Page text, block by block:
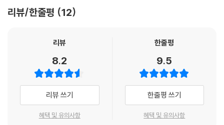
연애는 드라마가 아니라 다큐멘터리다 ＿198
모라토리엄 인간은 정말 편안한가? ＿204
프레임 싸움은 분열을 부추긴다 ＿209
아군인지 적군인지 헷갈릴 때 ＿211
사랑, 그 본질로부터 ＿213
무기력한 착한 남자보다 마음이 보이는 나쁜 남자가 되라 ＿215
다른 사람만 너무 돌보면 나를 돌보는 법을 잊어버린다 ＿218
다. 사람이 심리적으로 성장하여 비로소 대상과의 적절한 거리 감각이 생
과연 ‘사람들에게 미움받을 무언가’란 존재할까? 사실 우리는 선천적으로
타인으로부터 미움받을만한 무엇인가를 가지고 태어나지 않는다.
어린 시절부터 ‘너는 골칫거리다’, ‘넌 한심해’라는 말을 들으며 자랐기 때
문에 ‘나는 사람들이 싫어할만한 무언가가 있다’라는 고정관념이 마음속에
자리 잡은 것뿐이다. 그리고 그 무엇이 혹시나 드러나지 않을까 항상 마음
을 졸이며 살게 되는 것이다.
이것은 당신이 어린 시절부터 특별히 말썽을 피우고 주위 사람들의 애를
오로지 주변 사람들이 제공하는 이상적인 틀에 자신을 맞추어 인정받고 사
랑받으려고만 하기 때문이다. 이러한 사람들은 성인이 되면 타인과 자연스
러운 관계를 맺는 것을 어려워한다. 사람들에게 관심을 받기 원하지만, 또
한 그 시선이 부담스러운 것이다. 이들은 ‘나답게’ 살아가는 것을 배우지 못
리뷰/한줄평 12
리뷰
8.2
리뷰 쓰기
혜택 및 유의사항
한줄평
9.5
한줄평 쓰기
혜택 및 유의사항